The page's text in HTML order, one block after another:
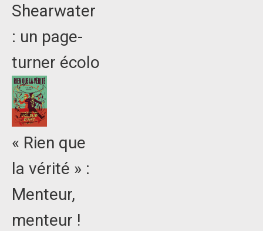
Shearwater
: un page-
turner écolo
« Rien que
la vérité » :
Menteur,
menteur !